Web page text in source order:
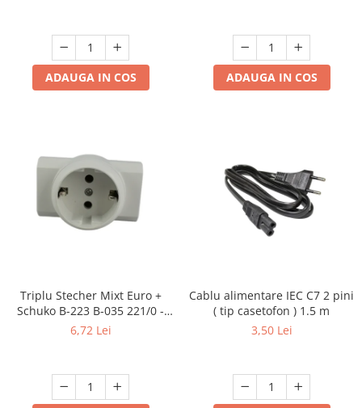
ADAUGA IN COS ADAUGA IN COS
Triplu Stecher Mixt Euro +
Schuko B-223 B-035 221/0 -
Multiplicator Priză 3 Ieșiri
6,72 Lei
Cablu alimentare IEC C7 2 pini
( tip casetofon ) 1.5 m
3,50 Lei